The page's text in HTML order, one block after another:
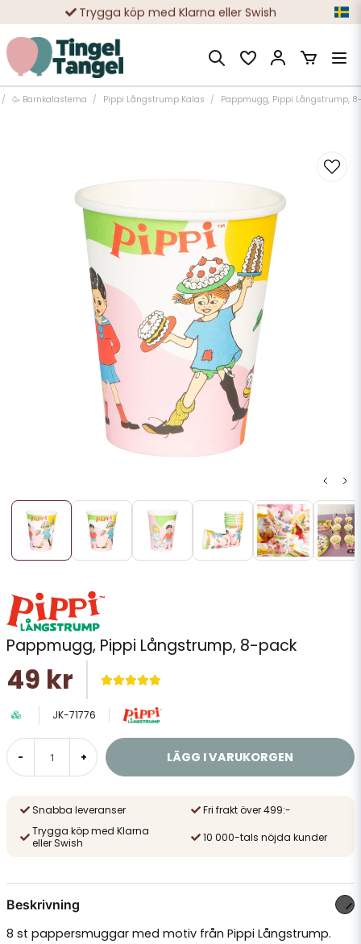
Trygga köp med Klarna eller Swish
10 000-tals nöjda kunder
🥳 Barnkalastema Pippi Långstrump Kalas Pappmugg, Pippi Långstrump,
Pappmugg, Pippi Långstrump, 8-pack
49 kr
JK-71776
- + LÄGG I VARUKORGEN
Snabba leveranser
Fri frakt över 499:-
Trygga köp med Klarna
eller Swish
10 000-tals nöjda kunder
Beskrivning
8 st pappersmuggar med motiv från Pippi Långstrump.